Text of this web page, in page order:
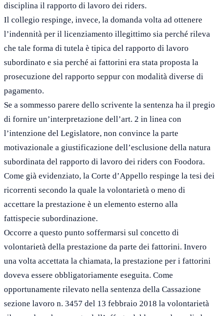
disciplina il rapporto di lavoro dei riders.
Il collegio respinge, invece, la domanda volta ad ottenere
l’indennità per il licenziamento illegittimo sia perché rileva
che tale forma di tutela è tipica del rapporto di lavoro
subordinato e sia perché ai fattorini era stata proposta la
prosecuzione del rapporto seppur con modalità diverse di
pagamento.
Se a sommesso parere dello scrivente la sentenza ha il pregio
di fornire un’interpretazione dell’art. 2 in linea con
l’intenzione del Legislatore, non convince la parte
motivazionale a giustificazione dell’esclusione della natura
subordinata del rapporto di lavoro dei riders con Foodora.
Come già evidenziato, la Corte d’Appello respinge la tesi dei
ricorrenti secondo la quale la volontarietà o meno di
accettare la prestazione è un elemento esterno alla
fattispecie subordinazione.
Occorre a questo punto soffermarsi sul concetto di
volontarietà della prestazione da parte dei fattorini. Invero
una volta accettata la chiamata, la prestazione per i fattorini
doveva essere obbligatoriamente eseguita. Come
opportunamente rilevato nella sentenza della Cassazione
sezione lavoro n. 3457 del 13 febbraio 2018 la volontarietà